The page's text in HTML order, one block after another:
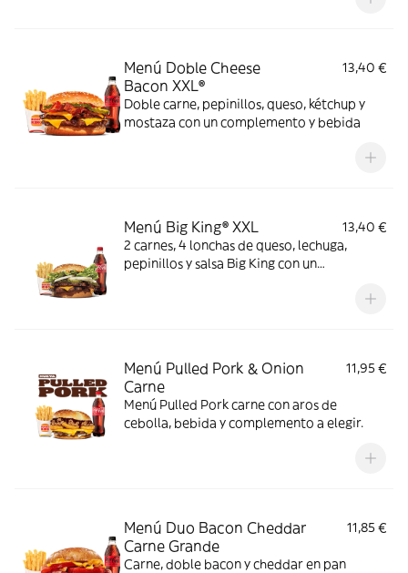
Menú Doble Cheese
Bacon XXL®
13,40 €
Doble carne, pepinillos, queso, kétchup y
mostaza con un complemento y bebida
Menú Big King® XXL
13,40 €
2 carnes, 4 lonchas de queso, lechuga,
pepinillos y salsa Big King con un
Menú Pulled Pork & Onion
Carne
11,95 €
Menú Pulled Pork carne con aros de
cebolla, bebida y complemento a elegir.
Menú Duo Bacon Cheddar
Carne Grande
11,85 €
Carne, doble bacon y cheddar en pan